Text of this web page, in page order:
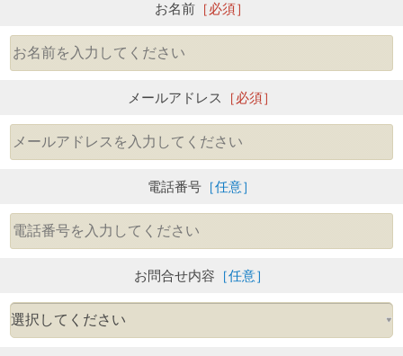
お名前［必須］
メールアドレス ［必須］
電話番号 ［任意］
お問合せ内容 ［任意］